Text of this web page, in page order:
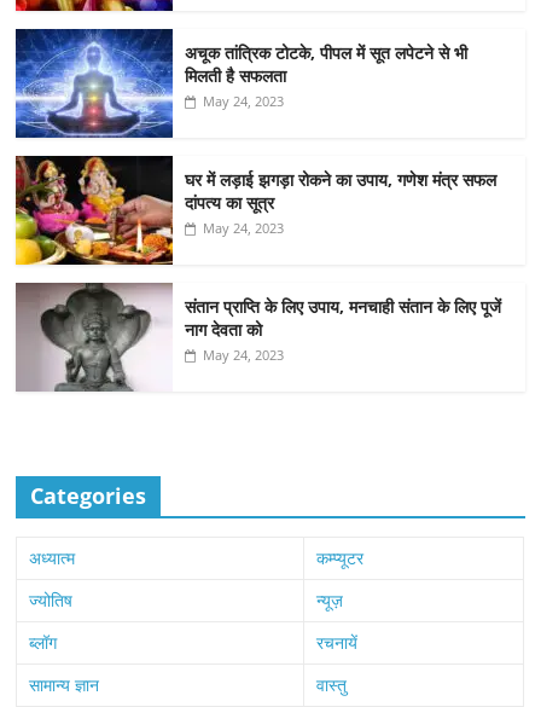
अचूक तांत्रिक टोटके, पीपल में सूत लपेटने से भी
मिलती है सफलता
May 24, 2023
घर में लड़ाई झगड़ा रोकने का उपाय, गणेश मंत्र सफल
दांपत्य का सूत्र
May 24, 2023
संतान प्राप्ति के लिए उपाय, मनचाही संतान के लिए पूजें
नाग देवता को
May 24, 2023
Categories
अध्यात्म
कम्प्यूटर
ज्योतिष
न्यूज़
ब्लॉग
रचनायें
सामान्य ज्ञान
वास्तु